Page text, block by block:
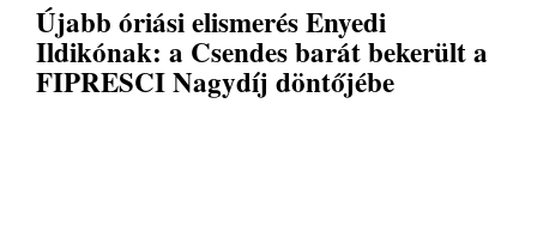
Újabb óriási elismerés Enyedi
Ildikónak: a Csendes barát bekerült a
FIPRESCI Nagydíj döntőjébe